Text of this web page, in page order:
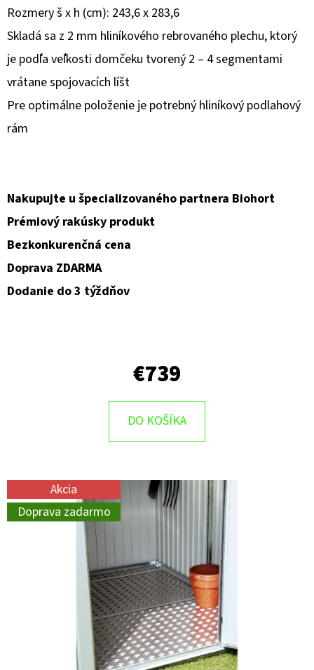
Rozmery š x h (cm): 243,6 x 283,6
Skladá sa z 2 mm hliníkového rebrovaného plechu, ktorý
je podľa veľkosti domčeku tvorený 2 – 4 segmentami
vrátane spojovacích líšt
Pre optimálne položenie je potrebný hliníkový podlahový
rám
Nakupujte u špecializovaného partnera Biohort
Prémiový rakúsky produkt
Bezkonkurenčná cena
Doprava ZDARMA
Dodanie do 3 týždňov
€739
DO KOŠÍKA
Akcia
Doprava zadarmo
O
D
R
Ú
Č
A
M
E